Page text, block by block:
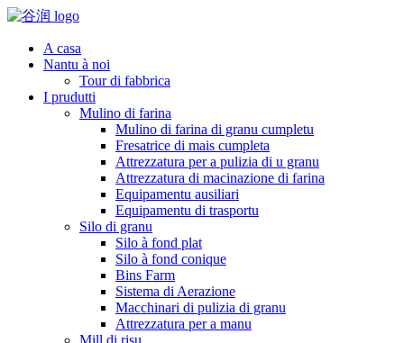
A casa
Nantu à noi
Tour di fabbrica
I prudutti
Mulino di farina
Mulino di farina di granu cumpletu
Fresatrice di mais cumpleta
Attrezzatura per a pulizia di u granu
Attrezzatura di macinazione di farina
Equipamentu ausiliari
Equipamentu di trasportu
Silo di granu
Silo à fond plat
Silo à fond conique
Bins Farm
Sistema di Aerazione
Macchinari di pulizia di granu
Attrezzatura per a manu
Mill di risu